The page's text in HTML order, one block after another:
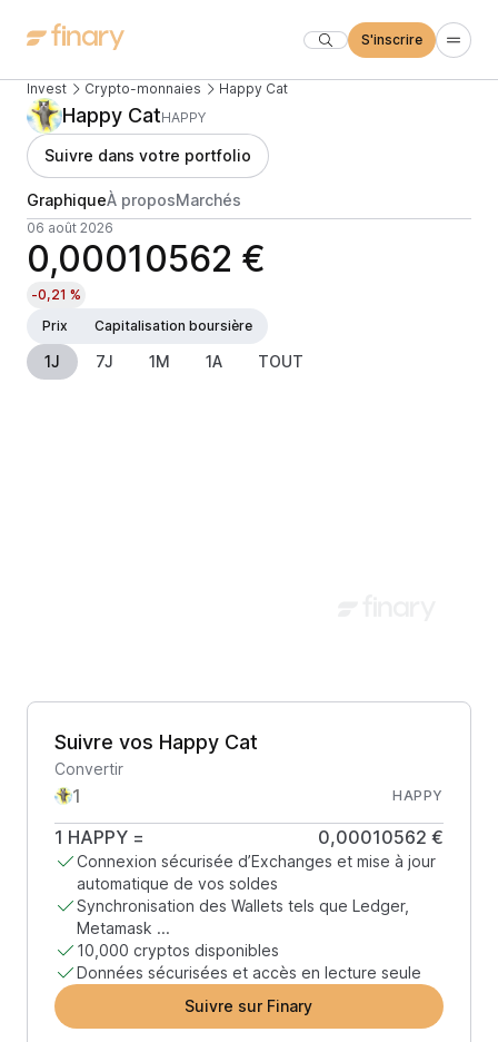
S'inscrire
Invest Crypto-monnaies Happy Cat
Happy CatHAPPY
Suivre dans votre portfolio
GraphiqueÀ proposMarchés
06 août 2026
0,00010562 €
-0,21 %
Prix
Capitalisation boursière
1J 7J 1M 1A TOUT
Suivre vos Happy Cat
Convertir
HAPPY
1 HAPPY = 0,00010562 €
Connexion sécurisée d’Exchanges et mise à jour
automatique de vos soldes
Synchronisation des Wallets tels que Ledger,
Metamask ...
10,000 cryptos disponibles
Données sécurisées et accès en lecture seule
Suivre sur Finary